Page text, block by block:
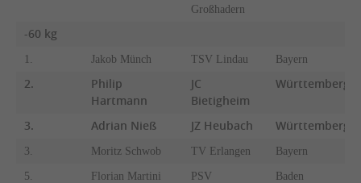
Großhadern
-60 kg
1. Jakob Münch TSV Lindau Bayern
2.
Philip
Hartmann
JC
Bietigheim
Württemberg
3. Adrian Nieß JZ Heubach Württemberg
3. Moritz Schwob TV Erlangen Bayern
5. Florian Martini
PSV
Baden